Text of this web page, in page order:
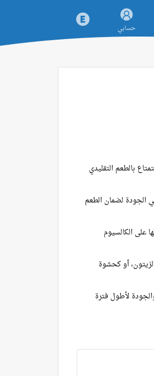
حسابي
بالطعم التقليدي
الجودة لضمان الطعم
على الكالسيوم
أو كحشوة
لأطول فترة